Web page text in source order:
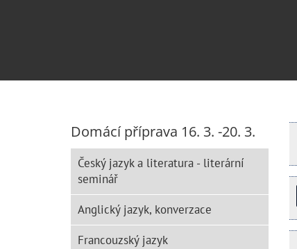
Domácí příprava 16. 3. -20. 3.
Český jazyk a literatura - literární
seminář
Anglický jazyk, konverzace
Francouzský jazyk